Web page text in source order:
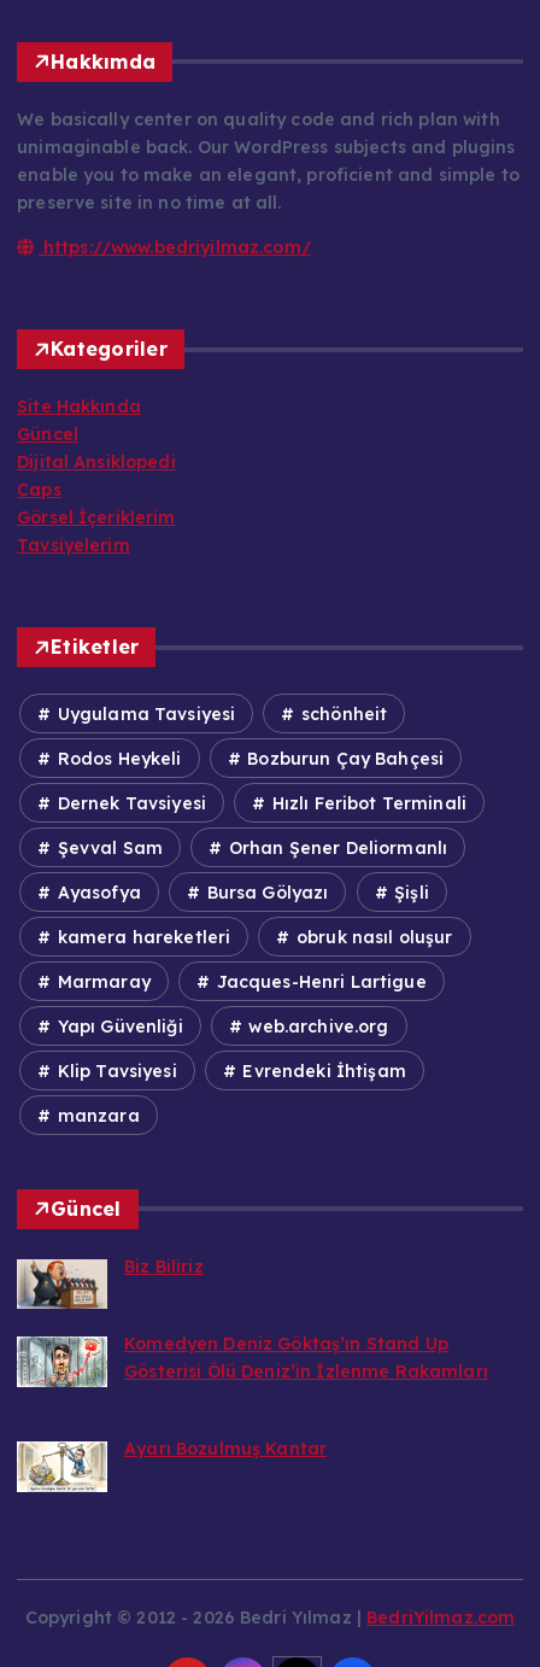
Hakkımda
We basically center on quality code and rich plan with
unimaginable back. Our WordPress subjects and plugins
enable you to make an elegant, proficient and simple to
preserve site in no time at all.
https://www.bedriyilmaz.com/
Kategoriler
Site Hakkında
Güncel
Dijital Ansiklopedi
Caps
Görsel İçeriklerim
Tavsiyelerim
Etiketler
Uygulama Tavsiyesi schönheit
Rodos Heykeli Bozburun Çay Bahçesi
Dernek Tavsiyesi Hızlı Feribot Terminali
Şevval Sam Orhan Şener Deliormanlı
Ayasofya Bursa Gölyazı Şişli
kamera hareketleri obruk nasıl oluşur
Marmaray Jacques-Henri Lartigue
Yapı Güvenliği web.archive.org
Klip Tavsiyesi Evrendeki İhtişam
manzara
Güncel
Biz Biliriz
Komedyen Deniz Göktaş’ın Stand Up
Gösterisi Ölü Deniz’in İzlenme Rakamları
Ayarı Bozulmuş Kantar
Copyright © 2012 - 2026 Bedri Yılmaz |BedriYilmaz.com